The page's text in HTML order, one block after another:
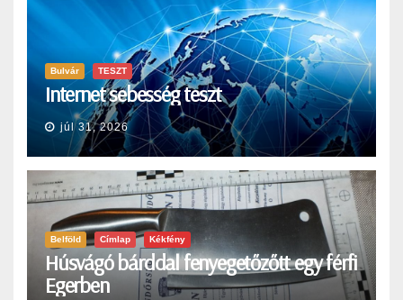
Bulvár TESZT
Internet sebesség teszt
júl 31, 2026
Belföld Címlap Kékfény
Húsvágó bárddal fenyegetőzőtt egy férfi
Egerben